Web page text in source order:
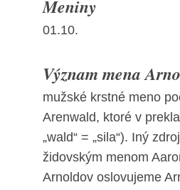
Meniny
01.10.
Význam mena
mužské krstné meno
Arenwald, ktoré v
„wald“ = „sila“). Iný
židovským menom
Arnoldov oslovujeme